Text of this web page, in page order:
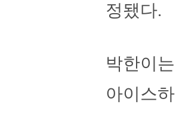
정됐다.
박한이
아이스